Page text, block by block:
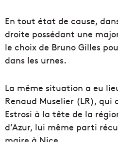
En tout état de cause,
droite possédant une
le choix de Bruno Gilles
dans les urnes.
La même situation a eu
Renaud Muselier (LR), qui
Estrosi à la tête de la
d’Azur, lui même parti